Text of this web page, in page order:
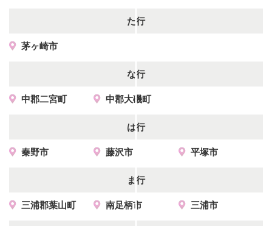
た行
茅ヶ崎市
な行
中郡二宮町 中郡大磯町
は行
秦野市 藤沢市 平塚市
ま行
三浦郡葉山町 南足柄市 三浦市